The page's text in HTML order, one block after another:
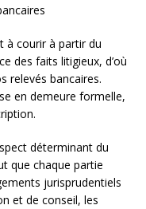
à courir à partir du
des faits litigieux, d’où
relevés bancaires.
en demeure formelle,
déterminant du
que chaque partie
jurisprudentiels
et de conseil, les